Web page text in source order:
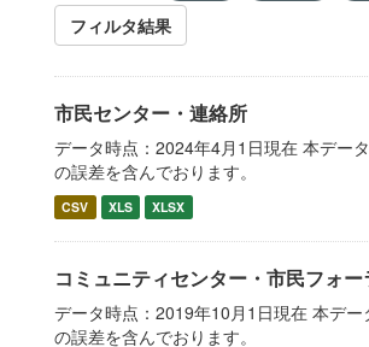
フィルタ結果
市民センター・連絡所
データ時点：2024年4月1日現在 本デー
の誤差を含んでおります。
CSV XLS XLSX
コミュニティセンター・市民フォー
データ時点：2019年10月1日現在 本デ
の誤差を含んでおります。